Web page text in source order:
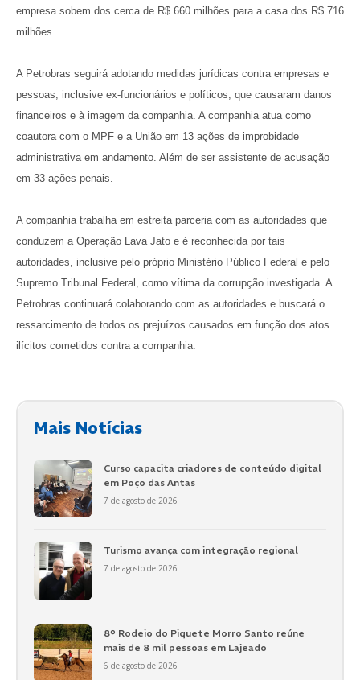
empresa sobem dos cerca de R$ 660 milhões para a casa dos R$ 716
milhões.
A Petrobras seguirá adotando medidas jurídicas contra empresas e
pessoas, inclusive ex-funcionários e políticos, que causaram danos
financeiros e à imagem da companhia. A companhia atua como
coautora com o MPF e a União em 13 ações de improbidade
administrativa em andamento. Além de ser assistente de acusação
em 33 ações penais.
A companhia trabalha em estreita parceria com as autoridades que
conduzem a Operação Lava Jato e é reconhecida por tais
autoridades, inclusive pelo próprio Ministério Público Federal e pelo
Supremo Tribunal Federal, como vítima da corrupção investigada. A
Petrobras continuará colaborando com as autoridades e buscará o
ressarcimento de todos os prejuízos causados em função dos atos
ilícitos cometidos contra a companhia.
Mais Notícias
Curso capacita criadores de conteúdo digital
em Poço das Antas
7 de agosto de 2026
Turismo avança com integração regional
7 de agosto de 2026
8º Rodeio do Piquete Morro Santo reúne
mais de 8 mil pessoas em Lajeado
6 de agosto de 2026